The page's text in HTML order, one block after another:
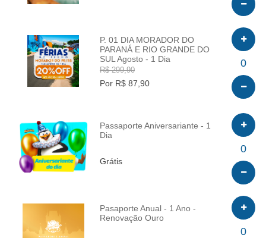
INFO
P. 01 DIA MORADOR DO
PARANÁ E RIO GRANDE DO
SUL Agosto - 1 Dia
R$ 299,90
Por R$ 87,90
0
INFO
Passaporte Aniversariante - 1
Dia
Grátis
0
INFO
Pasaporte Anual - 1 Ano -
Renovação Ouro
0